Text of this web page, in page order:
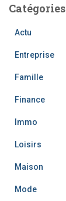
rCatégories
Actu
Entreprise
Famille
Finance
Immo
Loisirs
Maison
Mode